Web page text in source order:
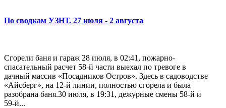
По сводкам УЗНТ. 27 июля - 2 августа
Сгорели баня и гараж 28 июля, в 02:41, пожарно-
спасательный расчет 58-й части выехал по тревоге в
дачный массив «Посадников Остров». Здесь в садоводстве
«Айсберг», на 12-й линии, полностью сгорела и была
разобрана баня.30 июля, в 19:31, дежурные смены 58-й и
59-й...